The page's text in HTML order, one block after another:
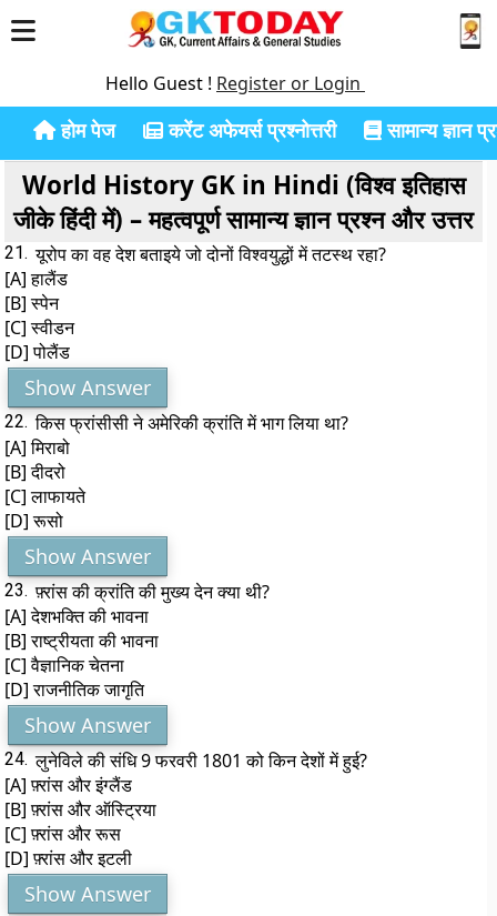
Hello Guest ! Register or Login
होम पेज करेंट अफेयर्स प्रश्नोत्तरी सामान्य ज्ञान
World History GK in Hindi (विश्व इतिहास
जीके हिंदी में) – महत्वपूर्ण सामान्य ज्ञान प्रश्न और उत्तर
21. यूरोप का वह देश बताइये जो दोनों विश्वयुद्धों में तटस्थ रहा?
[A] हालैंड
[B] स्पेन
[C] स्वीडन
[D] पोलैंड
Show Answer
22. किस फ्रांसीसी ने अमेरिकी क्रांति में भाग लिया था?
[A] मिराबो
[B] दीदरो
[C] लाफायते
[D] रूसो
Show Answer
23. फ़्रांस की क्रांति की मुख्य देन क्या थी?
[A] देशभक्ति की भावना
[B] राष्ट्रीयता की भावना
[C] वैज्ञानिक चेतना
[D] राजनीतिक जागृति
Show Answer
24. लुनेविले की संधि 9 फरवरी 1801 को किन देशों में हुई?
[A] फ़्रांस और इंग्लैंड
[B] फ़्रांस और ऑस्ट्रिया
[C] फ़्रांस और रूस
[D] फ़्रांस और इटली
Show Answer